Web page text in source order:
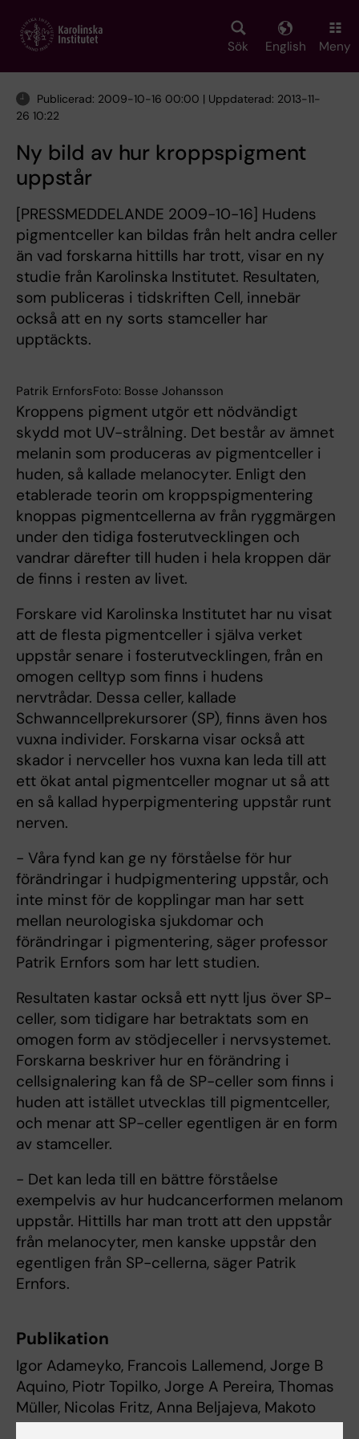
main
Sök English Meny
Publicerad: 2009-10-16 00:00 | Uppdaterad: 2013-11-
26 10:22
Ny bild av hur kroppspigment
uppstår
[PRESSMEDDELANDE 2009-10-16] Hudens
pigmentceller kan bildas från helt andra celler
än vad forskarna hittills har trott, visar en ny
studie från Karolinska Institutet. Resultaten,
som publiceras i tidskriften Cell, innebär
också att en ny sorts stamceller har
upptäckts.
Patrik ErnforsFoto: Bosse Johansson
Kroppens pigment utgör ett nödvändigt
skydd mot UV-strålning. Det består av ämnet
melanin som produceras av pigmentceller i
huden, så kallade melanocyter. Enligt den
etablerade teorin om kroppspigmentering
knoppas pigmentcellerna av från ryggmärgen
under den tidiga fosterutvecklingen och
vandrar därefter till huden i hela kroppen där
de finns i resten av livet.
Forskare vid Karolinska Institutet har nu visat
att de flesta pigmentceller i själva verket
uppstår senare i fosterutvecklingen, från en
omogen celltyp som finns i hudens
nervtrådar. Dessa celler, kallade
Schwanncellprekursorer (SP), finns även hos
vuxna individer. Forskarna visar också att
skador i nervceller hos vuxna kan leda till att
ett ökat antal pigmentceller mognar ut så att
en så kallad hyperpigmentering uppstår runt
nerven.
- Våra fynd kan ge ny förståelse för hur
förändringar i hudpigmentering uppstår, och
inte minst för de kopplingar man har sett
mellan neurologiska sjukdomar och
förändringar i pigmentering, säger professor
Patrik Ernfors som har lett studien.
Resultaten kastar också ett nytt ljus över SP-
celler, som tidigare har betraktats som en
omogen form av stödjeceller i nervsystemet.
Forskarna beskriver hur en förändring i
cellsignalering kan få de SP-celler som finns i
huden att istället utvecklas till pigmentceller,
och menar att SP-celler egentligen är en form
av stamceller.
- Det kan leda till en bättre förståelse
exempelvis av hur hudcancerformen melanom
uppstår. Hittills har man trott att den uppstår
från melanocyter, men kanske uppstår den
egentligen från SP-cellerna, säger Patrik
Ernfors.
Publikation
Igor Adameyko, Francois Lallemend, Jorge B
Aquino, Piotr Topilko, Jorge A Pereira, Thomas
Müller, Nicolas Fritz, Anna Beljajeva, Makoto
Mochii, Isabel Liste, Dmitry Usoskin, Ueli Suter,